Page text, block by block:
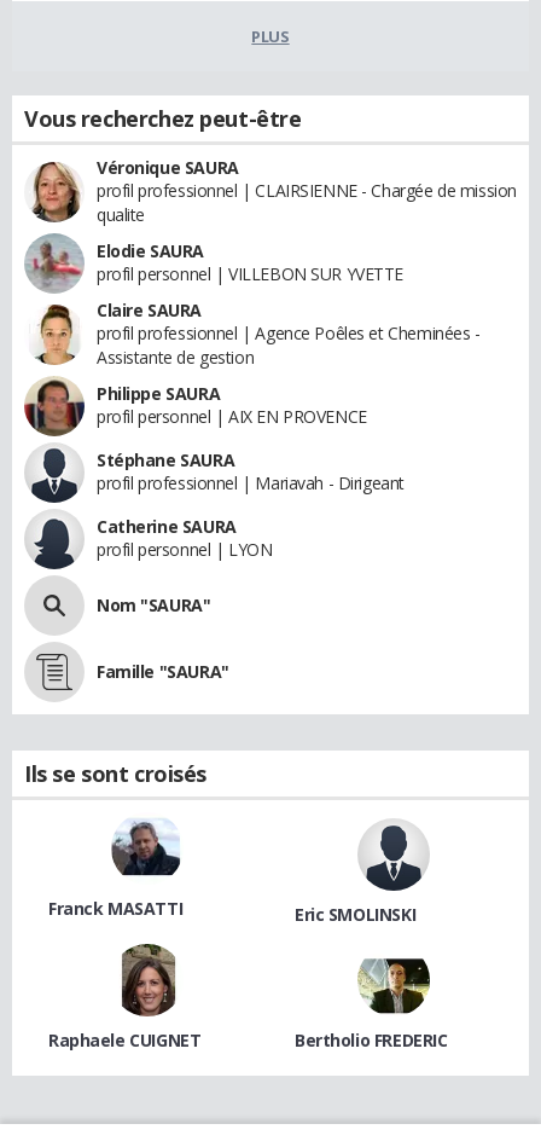
PLUS
Vous recherchez peut-être
Véronique SAURA
profil professionnel | CLAIRSIENNE - Chargée de mission
qualite
Elodie SAURA
profil personnel | VILLEBON SUR YVETTE
Claire SAURA
profil professionnel | Agence Poêles et Cheminées -
Assistante de gestion
Philippe SAURA
profil personnel | AIX EN PROVENCE
Stéphane SAURA
profil professionnel | Mariavah - Dirigeant
Catherine SAURA
profil personnel | LYON
Nom "SAURA"
Famille "SAURA"
Ils se sont croisés
Franck MASATTI Eric SMOLINSKI
Raphaele CUIGNET Bertholio FREDERIC